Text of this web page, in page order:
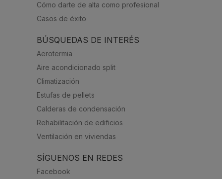
Cómo darte de alta como profesional
Casos de éxito
BÚSQUEDAS DE INTERÉS
Aerotermia
Aire acondicionado split
Climatización
Estufas de pellets
Calderas de condensación
Rehabilitación de edificios
Ventilación en viviendas
SÍGUENOS EN REDES
Facebook